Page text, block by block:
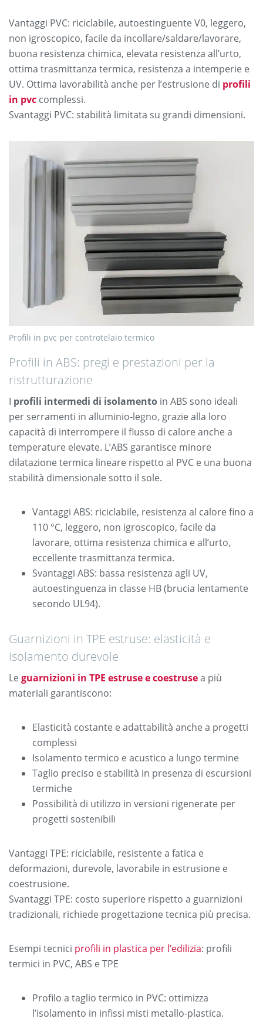
Vantaggi PVC: riciclabile, autoestinguente V0, leggero,
non igroscopico, facile da incollare/saldare/lavorare,
buona resistenza chimica, elevata resistenza all’urto,
ottima trasmittanza termica, resistenza a intemperie e
UV. Ottima lavorabilità anche per l’estrusione di profili
in pvc complessi.
Svantaggi PVC: stabilità limitata su grandi dimensioni.
Profili in pvc per controtelaio termico
Profili in ABS: pregi e prestazioni per la
ristrutturazione
I profili intermedi di isolamento in ABS sono ideali
per serramenti in alluminio-legno, grazie alla loro
capacità di interrompere il flusso di calore anche a
temperature elevate. L’ABS garantisce minore
dilatazione termica lineare rispetto al PVC e una buona
stabilità dimensionale sotto il sole.
Vantaggi ABS: riciclabile, resistenza al calore fino a
110 °C, leggero, non igroscopico, facile da
lavorare, ottima resistenza chimica e all’urto,
eccellente trasmittanza termica.
Svantaggi ABS: bassa resistenza agli UV,
autoestinguenza in classe HB (brucia lentamente
secondo UL94).
Guarnizioni in TPE estruse: elasticità e
isolamento durevole
Le guarnizioni in TPE estruse e coestrusea più
materiali garantiscono:
Elasticità costante e adattabilità anche a progetti
complessi
Isolamento termico e acustico a lungo termine
Taglio preciso e stabilità in presenza di escursioni
termiche
Possibilità di utilizzo in versioni rigenerate per
progetti sostenibili
Vantaggi TPE: riciclabile, resistente a fatica e
deformazioni, durevole, lavorabile in estrusione e
coestrusione.
Svantaggi TPE: costo superiore rispetto a guarnizioni
tradizionali, richiede progettazione tecnica più precisa.
Esempi tecnici profili in plastica per l’edilizia: profili
termici in PVC, ABS e TPE
Profilo a taglio termico in PVC: ottimizza
l’isolamento in infissi misti metallo-plastica.